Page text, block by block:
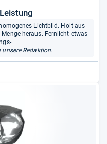
Lichtbild. Holt aus
heraus. Fernlicht etwas
Redaktion.